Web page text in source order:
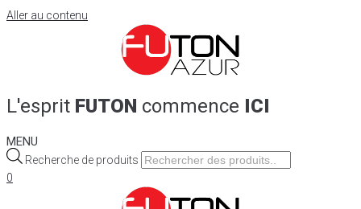
Aller au contenu
L'esprit FUTON commence ICI
MENU
Recherche de produits
0